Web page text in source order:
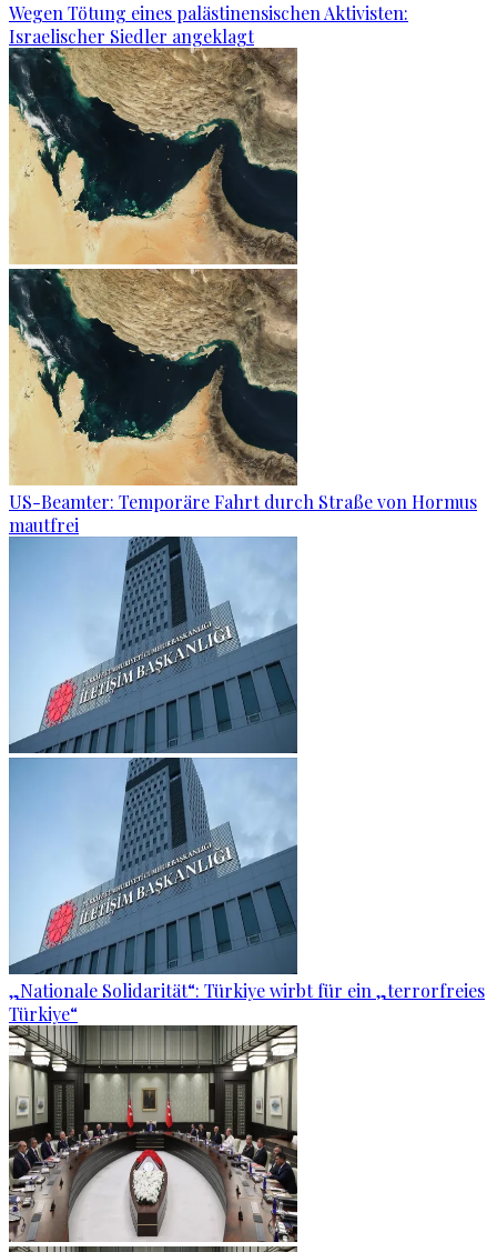
Wegen Tötung eines palästinensischen Aktivisten:
Israelischer Siedler angeklagt
US-Beamter: Temporäre Fahrt durch Straße von Hormus
mautfrei
„Nationale Solidarität“: Türkiye wirbt für ein „terrorfreies
Türkiye“